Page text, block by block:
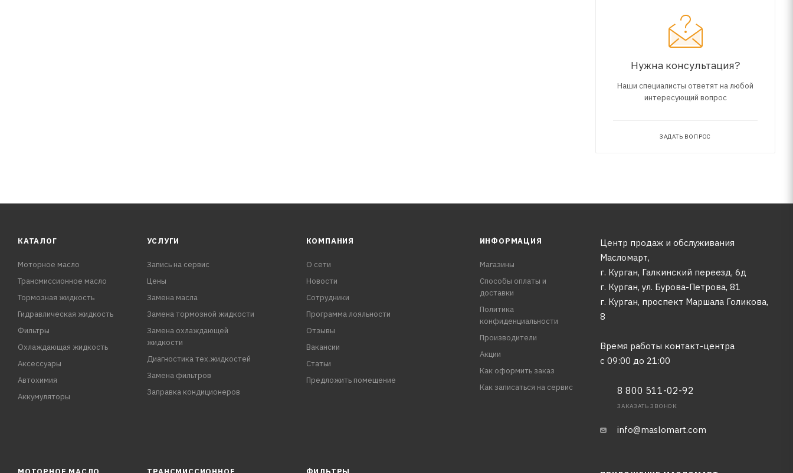
Нужна консультация?
Наши специалисты ответят на любой
интересующий вопрос
ЗАДАТЬ ВОПРОС
КАТАЛОГ
Моторное масло
Трансмиссионное масло
Тормозная жидкость
Гидравлическая жидкость
Фильтры
Охлаждающая жидкость
Аксессуары
Автохимия
Аккумуляторы
УСЛУГИ
Запись на сервис
Цены
Замена масла
Замена тормозной жидкости
Замена охлаждающей
жидкости
Диагностика тех.жидкостей
Замена фильтров
Заправка кондиционеров
КОМПАНИЯ
О сети
Новости
Сотрудники
Программа лояльности
Отзывы
Вакансии
Статьи
Предложить помещение
ИНФОРМАЦИЯ
Магазины
Способы оплаты и
доставки
Политика
конфиденциальности
Производители
Акции
Как оформить заказ
Как записаться на сервис
Центр продаж и обслуживания
Масломарт,
г. Курган, Галкинский переезд, 6д
г. Курган, ул. Бурова-Петрова, 81
г. Курган, проспект Маршала Голикова,
8
Время работы контакт-центра
с 09:00 до 21:00
8 800 511-02-92
ЗАКАЗАТЬ ЗВОНОК
info@maslomart.com